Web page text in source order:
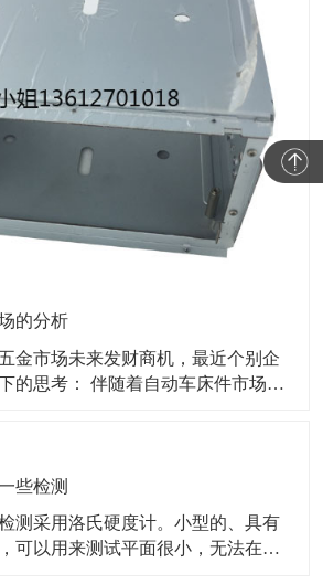
的分析
金市场未来发财商机，最近个别企
的思考： 伴随着自动车床件市场竞
生产成本增加，要靠自身消化，很
厂利润空间进一步被挤压。产业链
些检测
测采用洛氏硬度计。小型的、具有
可以用来测试平面很小，无法在普